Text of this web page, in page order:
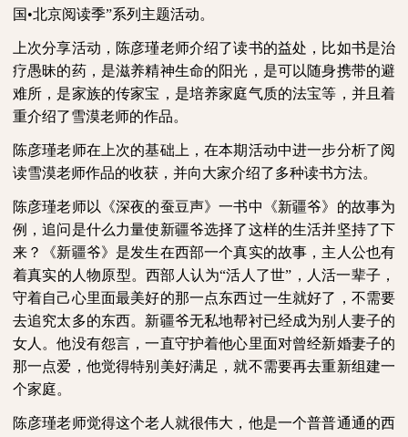
国•北京阅读季”系列主题活动。
上次分享活动，陈彦瑾老师介绍了读书的益处，比如书是治
疗愚昧的药，是滋养精神生命的阳光，是可以随身携带的避
难所，是家族的传家宝，是培养家庭气质的法宝等，并且着
重介绍了雪漠老师的作品。
陈彦瑾老师在上次的基础上，在本期活动中进一步分析了阅
读雪漠老师作品的收获，并向大家介绍了多种读书方法。
陈彦瑾老师以《深夜的蚕豆声》一书中《新疆爷》的故事为
例，追问是什么力量使新疆爷选择了这样的生活并坚持了下
来？《新疆爷》是发生在西部一个真实的故事，主人公也有
着真实的人物原型。西部人认为“活人了世”，人活一辈子，
守着自己心里面最美好的那一点东西过一生就好了，不需要
去追究太多的东西。新疆爷无私地帮衬已经成为别人妻子的
女人。他没有怨言，一直守护着他心里面对曾经新婚妻子的
那一点爱，他觉得特别美好满足，就不需要再去重新组建一
个家庭。
陈彦瑾老师觉得这个老人就很伟大，他是一个普普通通的西